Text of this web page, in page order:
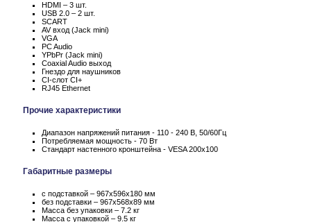
HDMI – 3 шт.
USB 2.0 – 2 шт.
SCART
AV вход (Jack mini)
VGA
PC Audio
YPbPr (Jack mini)
Coaxial Audio выход
Гнездо для наушников
CI-слот CI+
RJ45 Ethernet
Прочие характеристики
Диапазон напряжений питания - 110 - 240 В, 50/60Гц
Потребляемая мощность - 70 Вт
Стандарт настенного кронштейна - VESA 200x100
Габаритные размеры
с подставкой – 967x596x180 мм
без подставки – 967x568x89 мм
Масса без упаковки – 7.2 кг
Масса c упаковкой – 9.5 кг